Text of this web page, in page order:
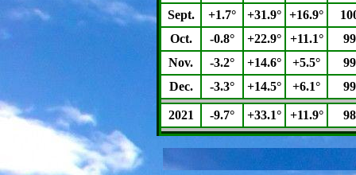
Sept.
+1.7° +31.9° +16.9°
Oct.
-0.8° +22.9° +11.1°
Nov.
-3.2° +14.6° +5.5°
Dec.
-3.3° +14.5° +6.1°
2021 -9.7° +33.1° +11.9°